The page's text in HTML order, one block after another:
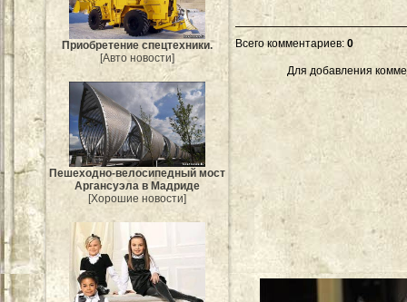
Приобретение спецтехники.
[Авто новости]
Пешеходно-велосипедный мост
Аргансуэла в Мадриде
[Хорошие новости]
Всего комментариев: 0
Для добавления